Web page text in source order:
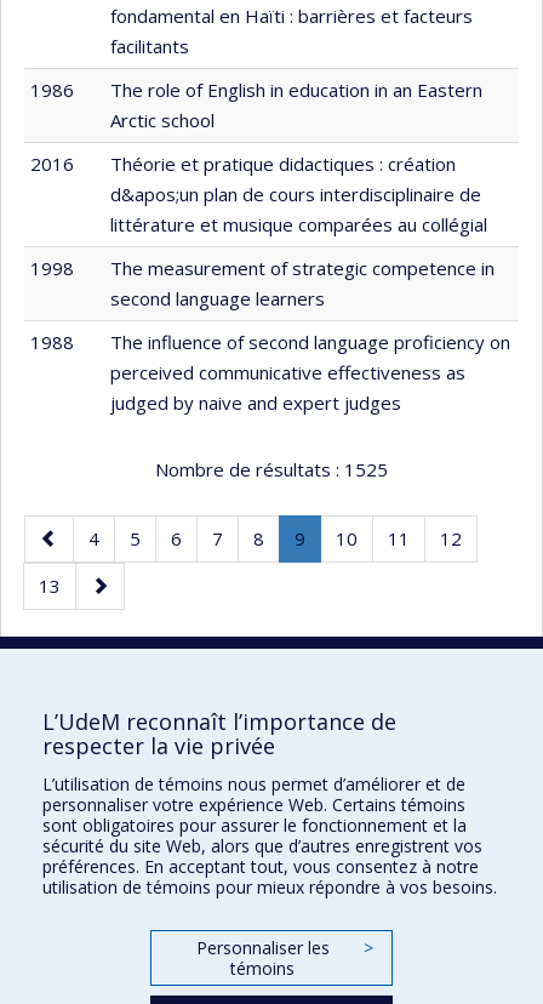
fondamental en Haïti : barrières et facteurs
facilitants
1986
The role of English in education in an Eastern
Arctic school
2016
Théorie et pratique didactiques : création
d&apos;un plan de cours interdisciplinaire de
littérature et musique comparées au collégial
1998
The measurement of strategic competence in
second language learners
1988
The influence of second language proficiency on
perceived communicative effectiveness as
judged by naive and expert judges
Nombre de résultats : 1525
Page
précédente
Page
4 Page
5 Page
6 Page
7 Page
8 Page
9
Page
Page
10 Page
11 Page
12
Page
13
Page
suivante
Faculté des sciences de l'éducation
Pavillon Marie-Victorin
90, avenue Vincent-d'Indy
Montréal (Québec) H2V 2S9
L’UdeM reconnaît l’importance de
respecter la vie privée
L’utilisation de témoins nous permet d’améliorer et de
personnaliser votre expérience Web. Certains témoins
sont obligatoires pour assurer le fonctionnement et la
sécurité du site Web, alors que d’autres enregistrent vos
préférences. En acceptant tout, vous consentez à notre
utilisation de témoins pour mieux répondre à vos besoins.
Personnaliser les
témoins
>